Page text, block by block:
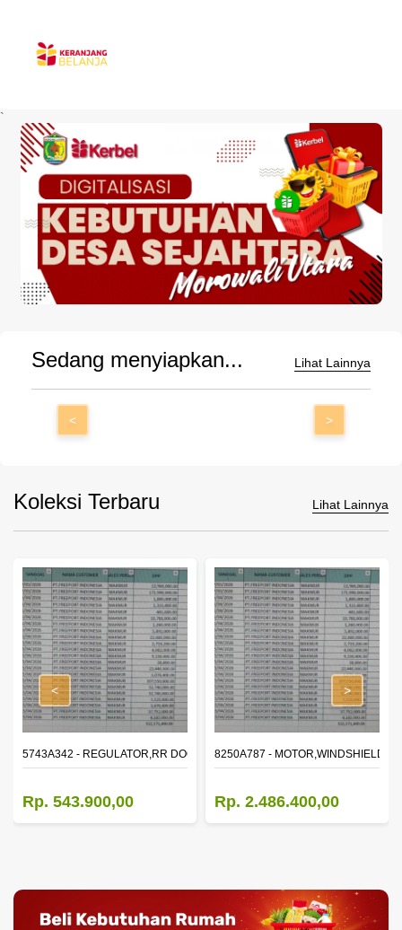
`
Sedang menyiapkan... Lihat Lainnya
< >
Koleksi Terbaru Lihat Lainnya
WINDOW,LH
5743A342 - REGULATOR,RR DOOR WINDOW,RH
Rp. 543.900,00
8250A787 - MOTOR,WINDSHIELD
Rp. 2.486.400,00
< >